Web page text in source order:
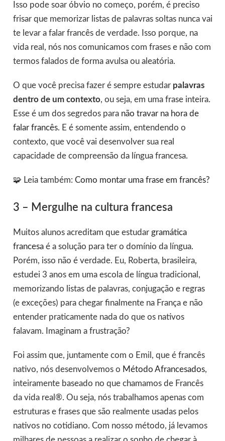
Isso pode soar óbvio no começo, porém, é preciso
frisar que memorizar listas de palavras soltas nunca vai
te levar a falar francês de verdade. Isso porque, na
vida real, nós nos comunicamos com frases e não com
termos falados de forma avulsa ou aleatória.
O que você precisa fazer é sempre estudar palavras
dentro de um contexto, ou seja, em uma frase inteira.
Esse é um dos segredos para não travar na hora de
falar francês. E é somente assim, entendendo o
contexto, que você vai desenvolver sua real
capacidade de compreensão da língua francesa.
🧩 Leia também: Como montar uma frase em francês?
3 – Mergulhe na cultura francesa
Muitos alunos acreditam que estudar gramática
francesaé a solução para ter o domínio da língua.
Porém, isso não é verdade. Eu, Roberta, brasileira,
estudei 3 anos em uma escola de língua tradicional,
memorizando listas de palavras, conjugação e regras
(e exceções) para chegar finalmente na França e não
entender praticamente nada do que os nativos
falavam. Imaginam a frustração?
Foi assim que, juntamente com o Emil, que é francês
nativo, nós desenvolvemos o Método Afrancesados,
inteiramente baseado no que chamamos de Francês
da vida real®. Ou seja, nós trabalhamos apenas com
estruturas e frases que são realmente usadas pelos
nativos no cotidiano. Com nosso método, já levamos